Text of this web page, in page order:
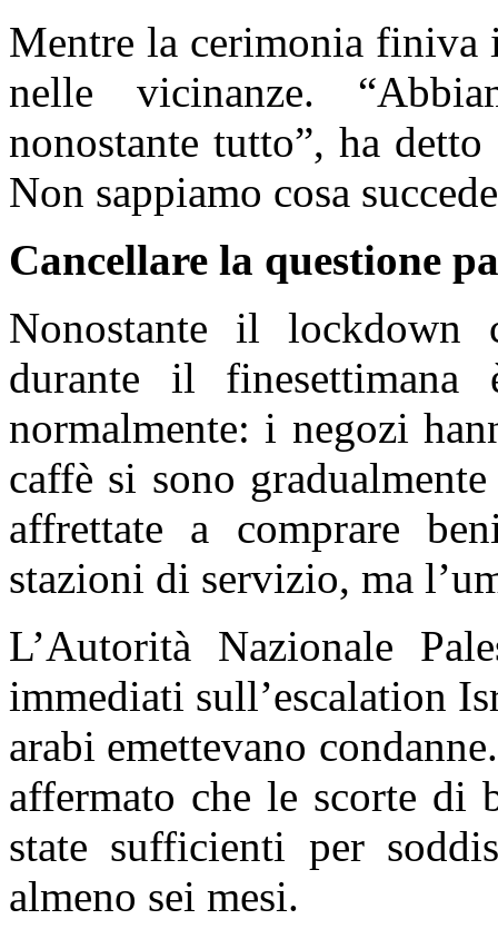
Mentre la cerimonia finiva
nelle vicinanze.
nonostante tutto”, ha
Non sappiamo cosa
Cancellare la questione
Nonostante il lockdown
durante il
normalmente: i negozi
caffè si sono
affrettate a comprare
stazioni di servizio, ma
L’Autorità Nazionale
immediati sull’escalation
arabi emettevano
affermato che le scorte di
state sufficienti per
almeno sei mesi.